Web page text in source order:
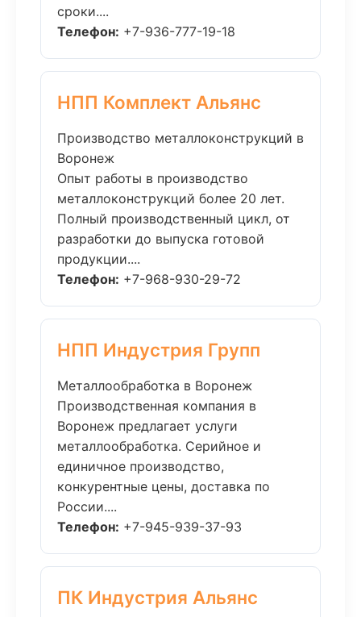
сроки....
Телефон: +7-936-777-19-18
НПП Комплект Альянс
Производство металлоконструкций в
Воронеж
Опыт работы в производство
металлоконструкций более 20 лет.
Полный производственный цикл, от
разработки до выпуска готовой
продукции....
Телефон: +7-968-930-29-72
НПП Индустрия Групп
Металлообработка в Воронеж
Производственная компания в
Воронеж предлагает услуги
металлообработка. Серийное и
единичное производство,
конкурентные цены, доставка по
России....
Телефон: +7-945-939-37-93
ПК Индустрия Альянс